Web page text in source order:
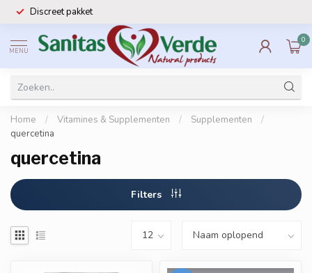
Discreet pakket
MENU
0
Home / Vitamines & Supplementen / Supplementen
/
quercetina
quercetina
Filters